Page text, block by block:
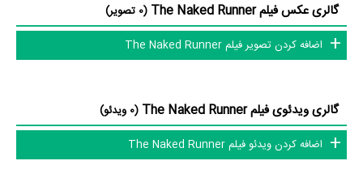
Runner بازیگرانی چون
فرانک سیناترادر نقش Sam Laker،Peter
Vaughanدر نقش Martin Slattery،Derren Nesbitt
Cabinet minister به ایفای نقش و بازیگری پرداخته‌اند. در فیلم The
Naked Runner حدود 10 بازیگر جلوی دوربین رفته‌اند که از نظر تعداد بازیگران
گالری عکس فیلم The Naked Runner
(0 تصویر)
اضافه کردن تصویر فیلم The Naked Runner
گالری ویدئوی فیلم The Naked Runner
(0 ویدئو)
اضافه کردن ویدئو فیلم The Naked Runner